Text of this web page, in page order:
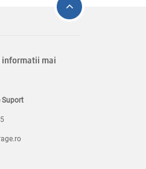
informatii mai
Suport